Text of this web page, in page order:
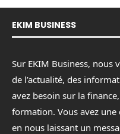
EKIM BUSINESS
Sur EKIM Business,
de l’actualité, des
avez besoin sur la
formation. Vous avez une
en nous laissant un